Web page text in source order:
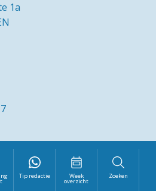
Tip redactie Week
overzicht
Zoeken
1a
Tip de redactie
Ingezonden
Statement RTV NOF
Vrijwilliger
worden?